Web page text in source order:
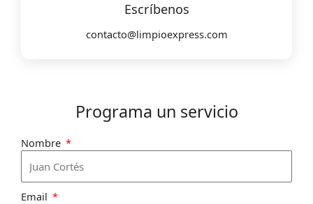
Programa un servicio
Nombre
Email
Escríbenos
contacto@limpioexpress.com